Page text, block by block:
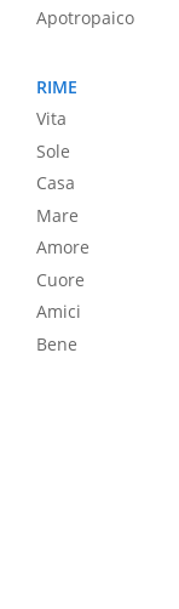
Apotropaico
RIME
Vita
Sole
Casa
Mare
Amore
Cuore
Amici
Bene